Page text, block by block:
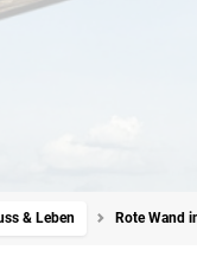
& Leben Rote Wand